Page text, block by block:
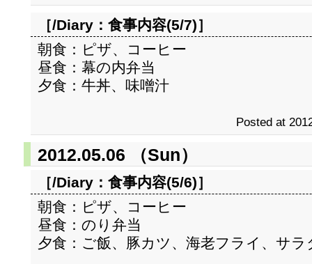
［/Diary： 食事内容(5/7)］
朝食：ピザ、コーヒー
昼食：幕の内弁当
夕食：牛丼、味噌汁
Posted at
2012.05.06 （Sun）
［/Diary： 食事内容(5/6)］
朝食：ピザ、コーヒー
昼食：のり弁当
夕食：ご飯、豚カツ、海老フライ、サラ